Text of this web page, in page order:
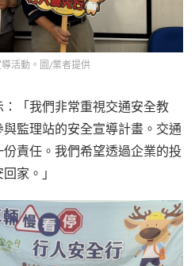
活動。圖/業者提供
「我們非常重視交通安全教
監理站的安全宣導計畫。交通
責任。我們希望透過企業的投
家。」